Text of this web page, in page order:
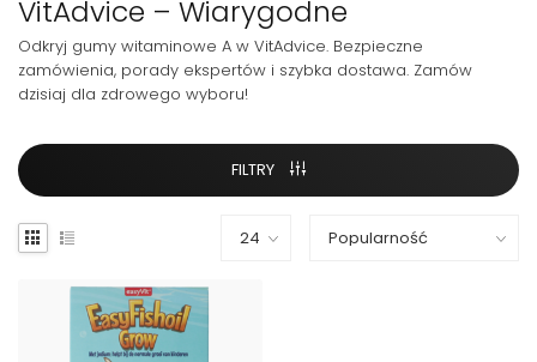
VitAdvice – Wiarygodne
Odkryj gumy witaminowe A w VitAdvice. Bezpieczne
zamówienia, porady ekspertów i szybka dostawa. Zamów
dzisiaj dla zdrowego wyboru!
FILTRY